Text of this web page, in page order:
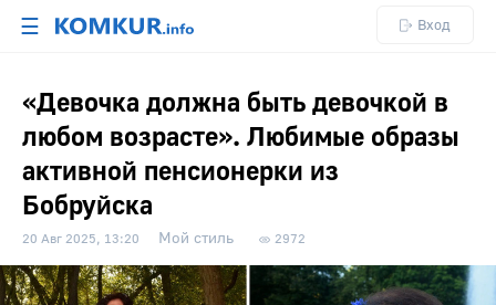
☰ Вход
«Девочка должна быть девочкой в
любом возрасте». Любимые образы
активной пенсионерки из
Бобруйска
20 Авг 2025, 13:20 Мой стиль 2972